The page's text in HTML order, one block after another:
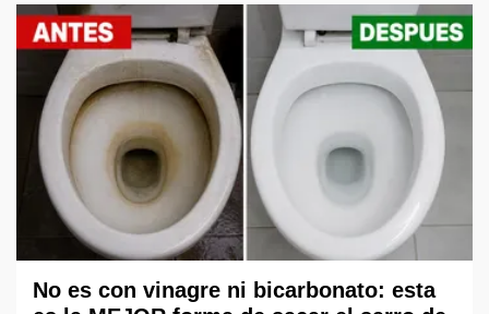
No es con vinagre ni bicarbonato: esta